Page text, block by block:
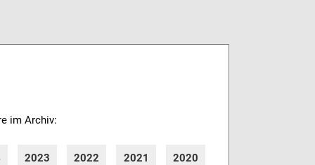
im Archiv:
2023 2022 2021 2020